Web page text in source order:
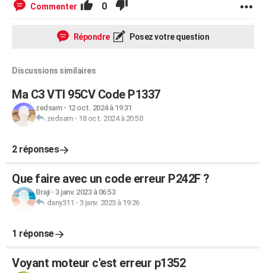
Commenter 0
Répondre Posez votre question
Discussions similaires
Ma C3 VTI 95CV Code P1337
zedsam- 12 oct. 2024 à 19:31
zedsam- 18 oct. 2024 à 20:50
2 réponses
Que faire avec un code erreur P242F ?
Braji- 3 janv. 2023 à 06:53
dany311 - 3 janv. 2023 à 19:26
1 réponse
Voyant moteur c'est erreur p1352